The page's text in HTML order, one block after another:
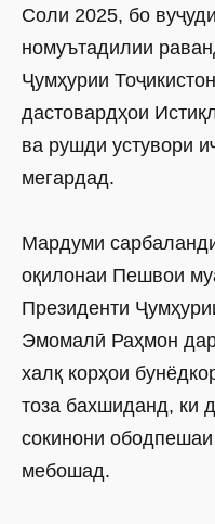
Соли 2025, бо
номуътадилии
Ҷумҳурии
дастовардҳои
ва рушди устувори
мегардад.
Мардуми
оқилонаи Пешвои
Президенти
Эмомалӣ Раҳмон
халқ корҳои
тоза бахшиданд, ки
сокинони ободпешаи
мебошад.